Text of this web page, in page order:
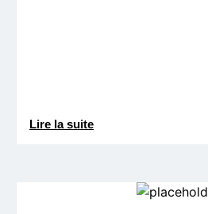
Lire la suite